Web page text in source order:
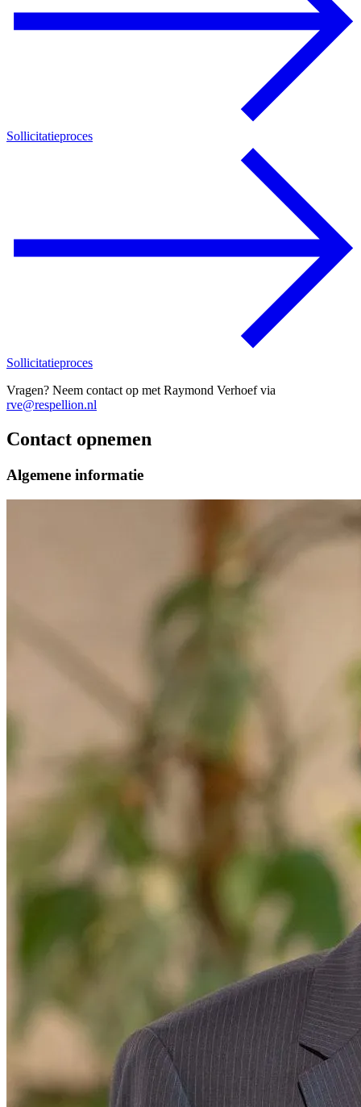
Sollicitatieproces
Sollicitatieproces
Vragen? Neem contact op met Raymond Verhoef via
rve@respellion.nl
Contact opnemen
Algemene informatie